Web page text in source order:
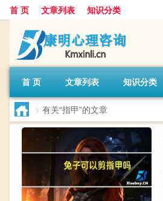
首 页 文章列表 知识分类
首 页 文章列表 知识分类
> 有关“指甲”的文章